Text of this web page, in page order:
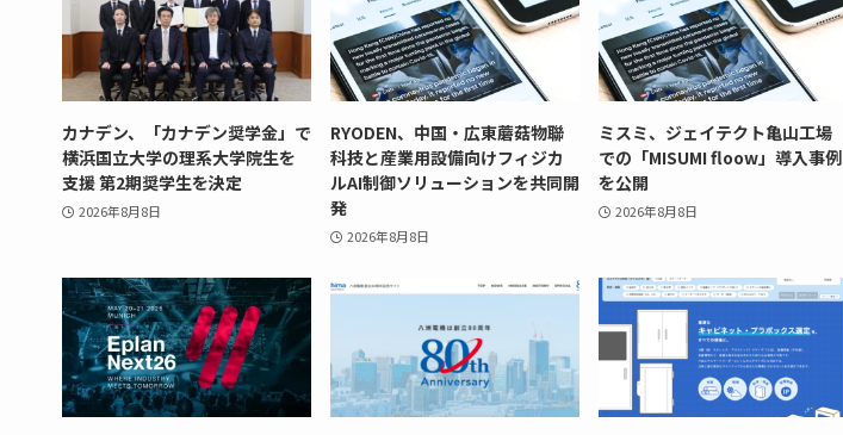
カナデン、「カナデン奨学金」で
横浜国立大学の理系大学院生を
支援 第2期奨学生を決定
2026年8月8日
RYODEN、中国・広東蘑菇物聯
科技と産業用設備向けフィジカ
ルAI制御ソリューションを共同開
発
2026年8月8日
ミスミ、ジェイテクト亀山工場
での「MISUMI floow」導入事例
を公開
2026年8月8日